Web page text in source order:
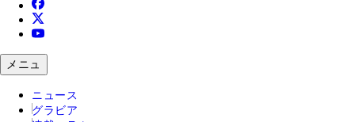
メニュ
ニュース
グラビア